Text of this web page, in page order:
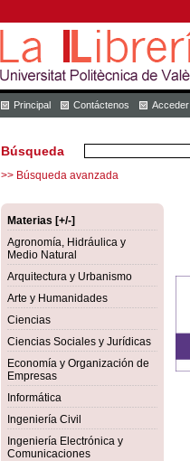
Principal Contáctenos Acceder
Búsqueda
>> Búsqueda avanzada
Materias [+/-]
Agronomía, Hidráulica y
Medio Natural
Arquitectura y Urbanismo
Arte y Humanidades
Ciencias
Ciencias Sociales y Jurídicas
Economía y Organización de
Empresas
Informática
Ingeniería Civil
Ingeniería Electrónica y
Comunicaciones